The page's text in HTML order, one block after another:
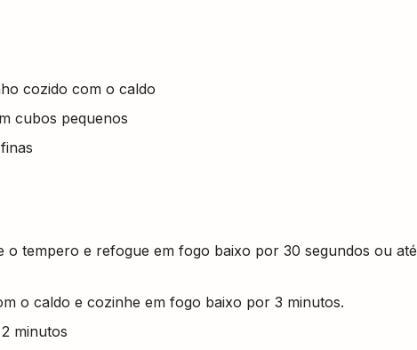
cozido com o caldo
cubos pequenos
o tempero e refogue em fogo baixo por 30 segundos ou até
o caldo e cozinhe em fogo baixo por 3 minutos.
minutos